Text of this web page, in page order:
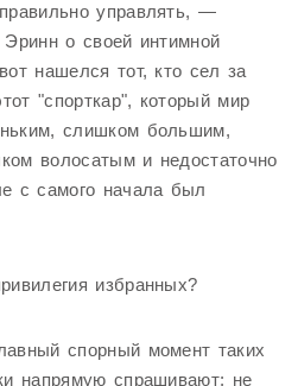
управлять, —
Эринн о своей интимной
нашелся тот, кто сел за
"спорткар", который мир
слишком большим,
волосатым и недостаточно
с самого начала был
избранных?
спорный момент таких
напрямую спрашивают: не